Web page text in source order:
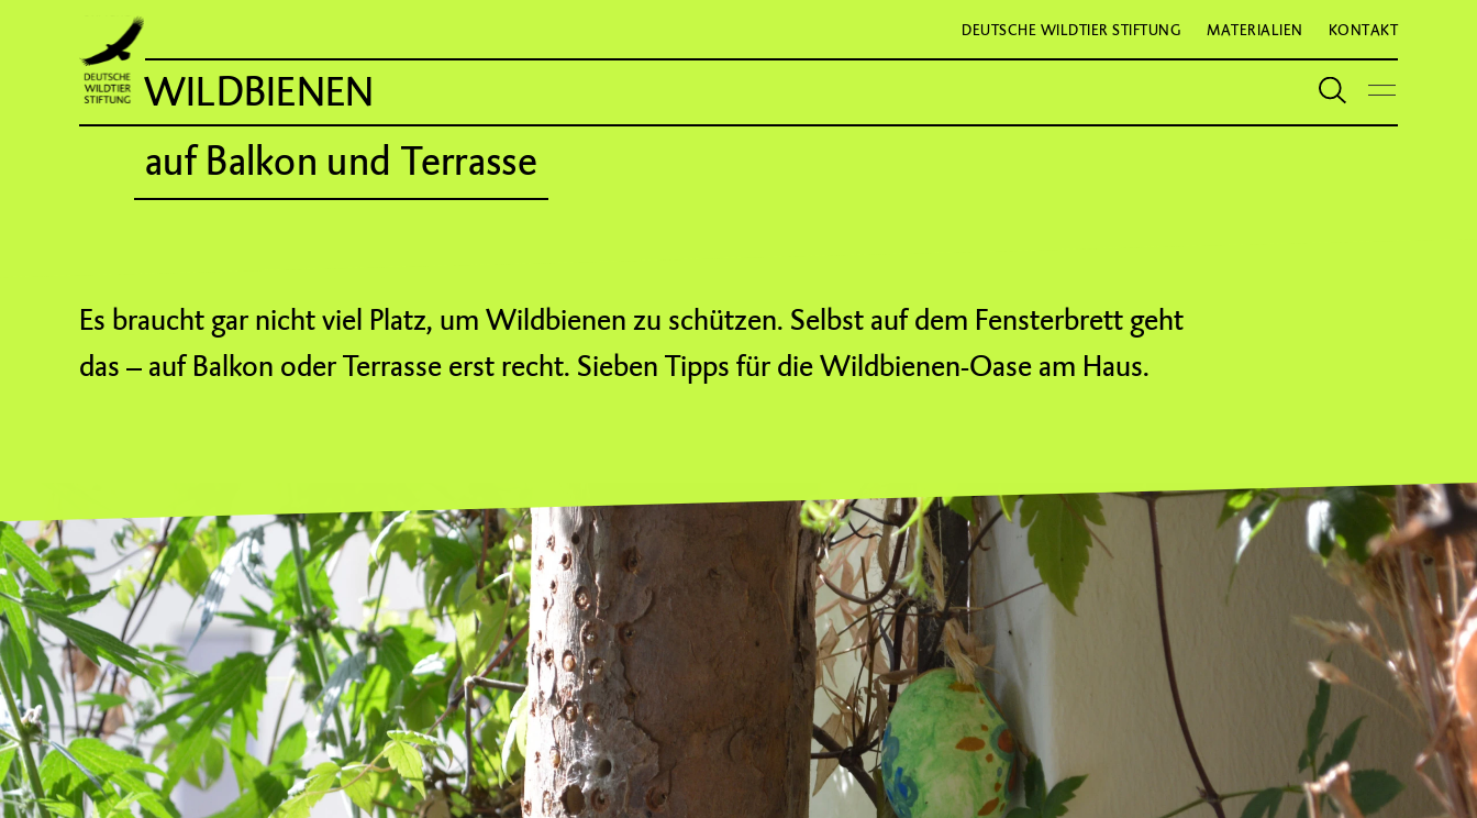
DEUTSCHE WILDTIER STIFTUNG MATERIALIEN KONTAKT
WILDBIENEN
auf Balkon und Terrasse
Es braucht gar nicht viel Platz, um Wildbienen zu schützen. Selbst auf dem Fensterbrett geht
das – auf Balkon oder Terrasse erst recht. Sieben Tipps für die Wildbienen-Oase am Haus.